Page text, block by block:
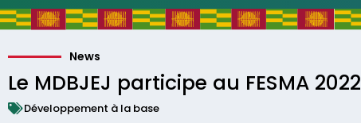
News
Le MDBJEJ participe au FESMA 2022
Développement à la base